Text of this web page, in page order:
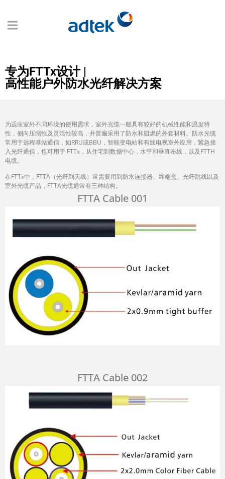
专为FTTx设计 |
高性能户外防水光纤解决方案
为适应室外不同环境的使用需求，室外光缆一般具有较好的机械性能和温度特
性，侧向压缩性及灵活性较高，并普遍采用了防水和阻燃的外套材料。防水光缆
常用于远程基站通信，如RRU或BBU，智能变电站和有线电视室外应用，紧急接
入光纤通信，也可用于 FTTx，从住宅到数据中心，水平和垂直布线，以及FTTH
电缆。
在FTTx中，FTTA（光纤到天线）常需要用到防水连接器、终端盒、光纤跳线以及
室外光缆产品，FTTA光缆通常有三种结构。
FTTA Cable 001
FTTA Cable 002